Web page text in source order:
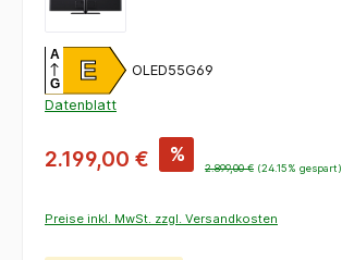
E
A
G
OLED55G69
Datenblatt
2.199,00 € %
2.899,00 € (24.15% gespart)
Preise inkl. MwSt. zzgl. Versandkosten